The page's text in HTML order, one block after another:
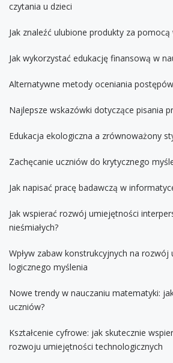
czytania u dzieci
Jak znaleźć ulubione produkty za
Jak wykorzystać edukację finansową w
Alternatywne metody oceniania
Najlepsze wskazówki dotyczące pisania
Edukacja ekologiczna a zrównoważony
Zachęcanie uczniów do krytycznego
Jak napisać pracę badawczą w
Jak wspierać rozwój umiejętności
nieśmiałych?
Wpływ zabaw konstrukcyjnych na rozwój
logicznego myślenia
Nowe trendy w nauczaniu matematyki:
uczniów?
Kształcenie cyfrowe: jak skutecznie
rozwoju umiejętności technologicznych